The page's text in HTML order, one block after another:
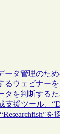
ータ管理のた
るウェビナー
タを判断する
援ツール、
を